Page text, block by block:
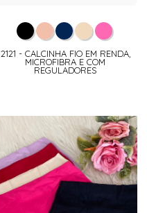
2121 - CALCINHA FIO EM RENDA,
MICROFIBRA E COM
REGULADORES